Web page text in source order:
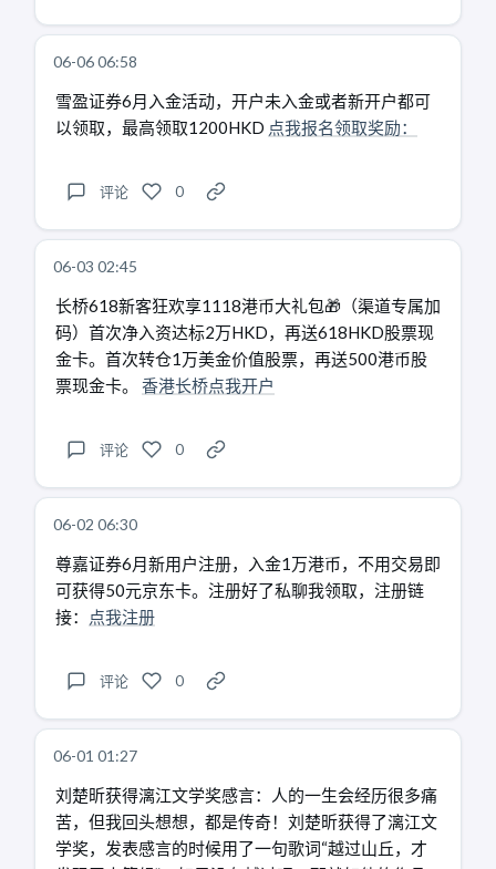
06-06 06:58
雪盈证券6月入金活动，开户未入金或者新开户都可
以领取，最高领取1200HKD 点我报名领取奖励：
评论 0
06-03 02:45
长桥618新客狂欢享1118港币大礼包🎁（渠道专属加
码）首次净入资达标2万HKD，再送618HKD股票现
金卡。首次转仓1万美金价值股票，再送500港币股
票现金卡。 香港长桥点我开户
评论 0
06-02 06:30
尊嘉证券6月新用户注册，入金1万港币，不用交易即
可获得50元京东卡。注册好了私聊我领取，注册链
接：
点我注册
评论 0
06-01 01:27
刘楚昕获得漓江文学奖感言：人的一生会经历很多痛
苦，但我回头想想，都是传奇！刘楚昕获得了漓江文
学奖，发表感言的时候用了一句歌词“越过山丘，才